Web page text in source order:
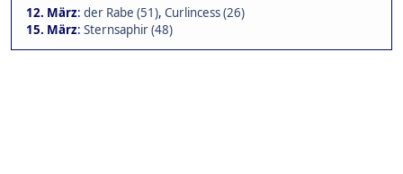
12. März: der Rabe (51), Curlincess (26)
15. März: Sternsaphir (48)